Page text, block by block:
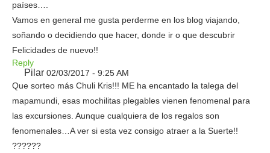
países….
Vamos en general me gusta perderme en los blog viajando,
soñando o decidiendo que hacer, donde ir o que descubrir
Felicidades de nuevo!!
Reply
Pilar 02/03/2017 - 9:25 AM
Que sorteo más Chuli Kris!!! ME ha encantado la talega del
mapamundi, esas mochilitas plegables vienen fenomenal para
las excursiones. Aunque cualquiera de los regalos son
fenomenales…A ver si esta vez consigo atraer a la Suerte!!
??????